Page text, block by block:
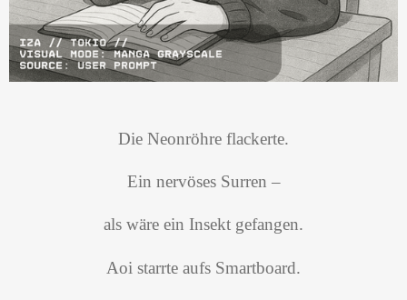
Die Neonröhre flackerte.
Ein nervöses Surren –
als wäre ein Insekt gefangen.
Aoi starrte aufs Smartboard.